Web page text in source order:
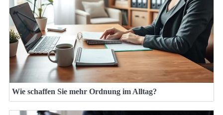
Wie schaffen Sie mehr Ordnung im Alltag?